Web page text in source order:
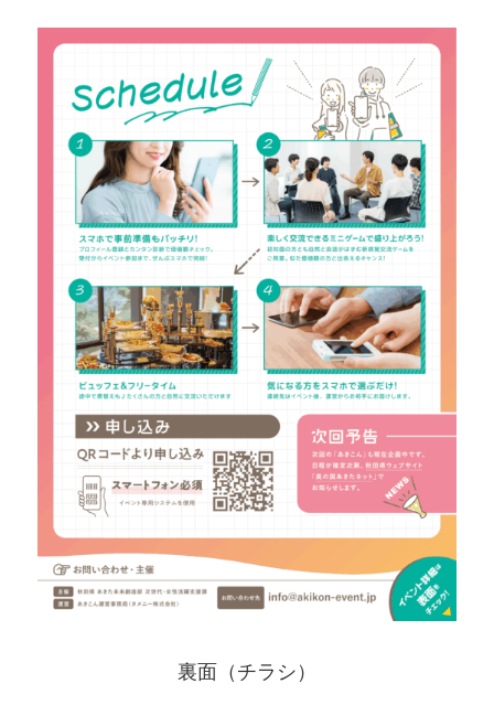
裏面（チラシ）